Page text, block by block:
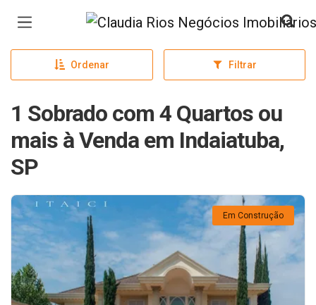
Página inicial
Ordenar Filtrar
1 Sobrado com 4 Quartos ou
mais à Venda em Indaiatuba,
SP
Em Construção